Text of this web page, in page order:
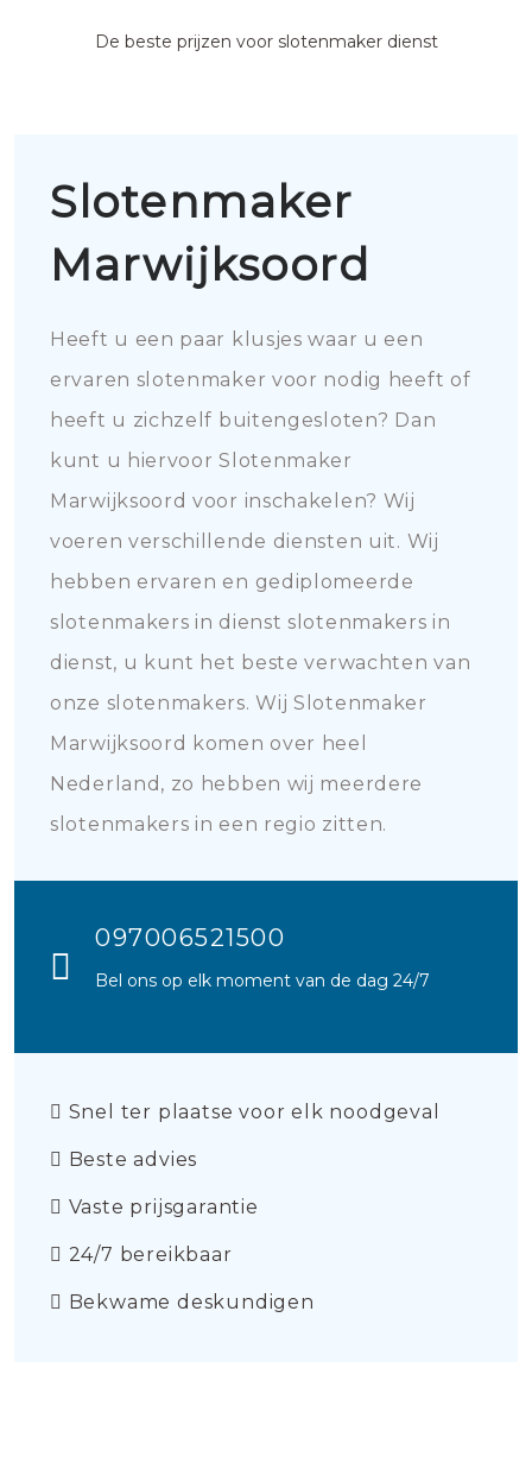
De beste prijzen voor slotenmaker dienst
Slotenmaker
Marwijksoord
Heeft u een paar klusjes waar u een
ervaren slotenmaker voor nodig heeft of
heeft u zichzelf buitengesloten? Dan
kunt u hiervoor Slotenmaker
Marwijksoord voor inschakelen? Wij
voeren verschillende diensten uit. Wij
hebben ervaren en gediplomeerde
slotenmakers in dienst slotenmakers in
dienst, u kunt het beste verwachten van
onze slotenmakers. Wij Slotenmaker
Marwijksoord komen over heel
Nederland, zo hebben wij meerdere
slotenmakers in een regio zitten.
097006521500
Bel ons op elk moment van de dag 24/7
Snel ter plaatse voor elk noodgeval
Beste advies
Vaste prijsgarantie
24/7 bereikbaar
Bekwame deskundigen